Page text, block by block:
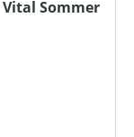
Sommer